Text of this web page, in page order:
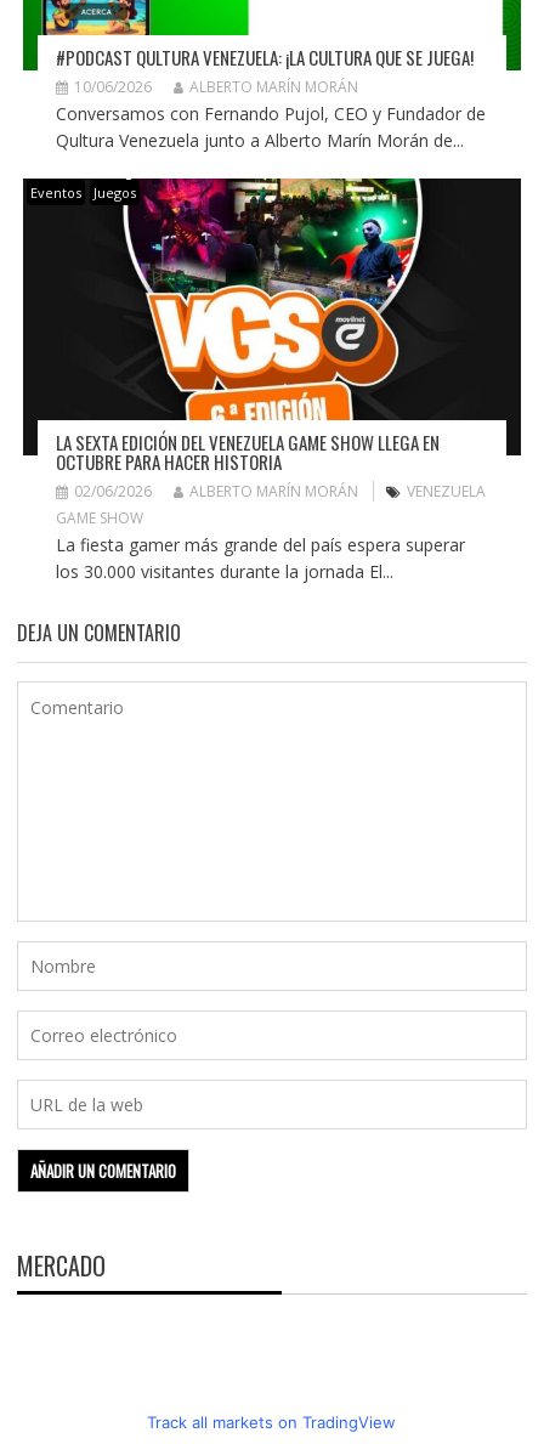
#PODCAST QULTURA VENEZUELA: ¡LA CULTURA QUE SE JUEGA!
10/06/2026 ALBERTO MARÍN MORÁN
Conversamos con Fernando Pujol, CEO y Fundador de
Qultura Venezuela junto a Alberto Marín Morán de...
Eventos Juegos
LA SEXTA EDICIÓN DEL VENEZUELA GAME SHOW LLEGA EN
OCTUBRE PARA HACER HISTORIA
02/06/2026 ALBERTO MARÍN MORÁN
VENEZUELA
GAME SHOW
La fiesta gamer más grande del país espera superar
los 30.000 visitantes durante la jornada El...
DEJA UN COMENTARIO
MERCADO
Track all markets on TradingView